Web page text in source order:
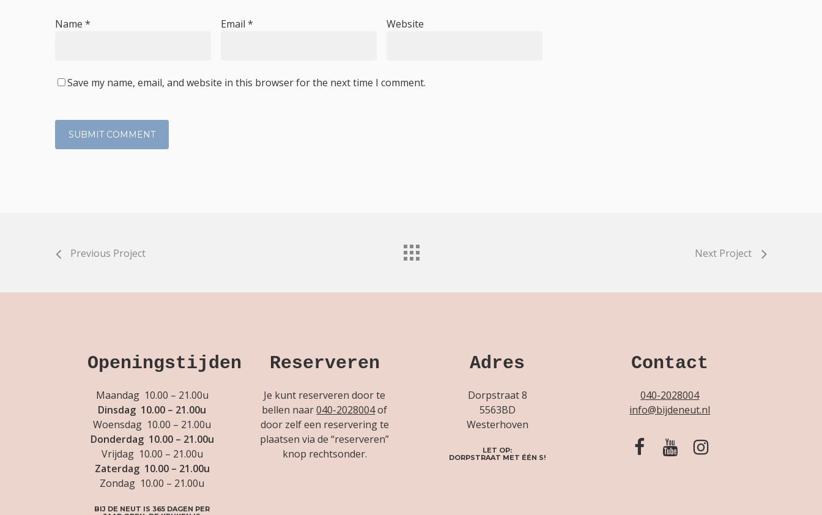
Name * Email* Website
Save my name, email, and website in this browser for the next time I comment.
Previous Project Next Project
Openingstijden
Maandag 10.00 – 21.00u
Dinsdag 10.00 – 21.00u
Woensdag 10.00 – 21.00u
Donderdag 10.00 – 21.00u
Vrijdag 10.00 – 21.00u
Zaterdag 10.00 – 21.00u
Zondag 10.00 – 21.00u
BIJ DE NEUT IS 365 DAGEN PER
Reserveren
Je kunt reserveren door te
bellen naar040-2028004of
door zelf een reservering te
plaatsen via de “reserveren”
knop rechtsonder.
Adres
Dorpstraat 8
5563BD
Westerhoven
LET OP:
DORPSTRAAT MET ÉÉN S!
Contact
040-2028004
info@bijdeneut.nl